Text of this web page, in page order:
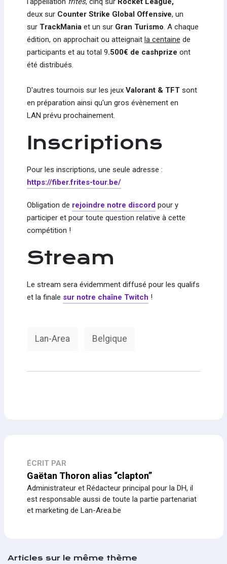
deux sur Counter Strike Global Offensive, un
surTrackMania et un surGran Turismo. A chaque
édition, on approchait ou atteignait la centaine de
participants et au total 9.500€ de cashprize ont
été distribués.
D'autres tournois sur les jeux Valorant & TFTsont
en préparation ainsi qu'un gros évènement en
LAN prévu prochainement.
Inscriptions
Pour les inscriptions, une seule adresse :
https://fiber.frites-tour.be/
Obligation de rejoindre notre discordpour y
participer et pour toute question relative à cette
compétition !
Stream
Le stream sera évidemment diffusé pour les qualifs
et la finale sur notre chaîne Twitch !
Lan-Area Belgique
ÉCRIT PAR
Gaëtan Thoron alias “clapton”
Administrateur et Rédacteur principal pour la DH, il
est responsable aussi de toute la partie partenariat
et marketing de Lan-Area.be
Articles sur le même thème